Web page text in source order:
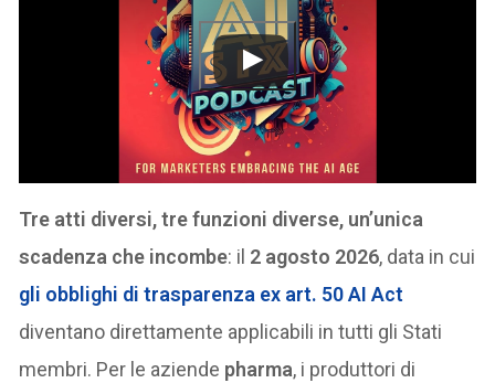
Tre atti diversi, tre funzioni diverse, un’unica
scadenza che incombe: il 2 agosto 2026, data in cui
gli obblighi di trasparenza ex art. 50 AI Act
diventano direttamente applicabili in tutti gli Stati
membri. Per le aziende pharma, i produttori di